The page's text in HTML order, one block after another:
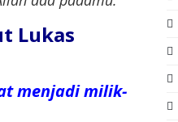
Lukas
menjadi milik-